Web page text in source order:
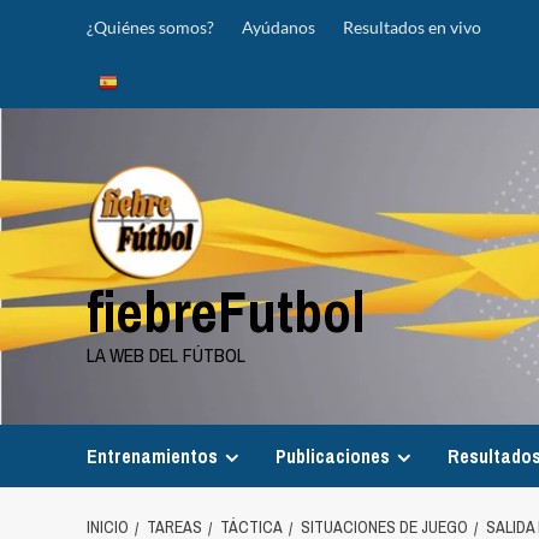
¿Quiénes somos? Ayúdanos Resultados en vivo
fiebreFutbol
LA WEB DEL FÚTBOL
Entrenamientos Publicaciones
INICIO TAREAS TÁCTICA SITUACIONES DE JUEGO